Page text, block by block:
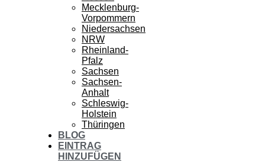
Mecklenburg-
Vorpommern
Niedersachsen
NRW
Rheinland-
Pfalz
Sachsen
Sachsen-
Anhalt
Schleswig-
Holstein
Thüringen
BLOG
EINTRAG
HINZUFÜGEN